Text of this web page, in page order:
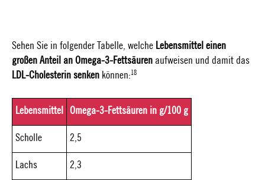
Sehen Sie in folgender Tabelle, welche Lebensmittel einen
großen Anteil an Omega-3-Fettsäuren aufweisen und damit das
LDL-Cholesterin senken können:18
Lebensmittel Omega-3-Fettsäuren in g/100 g
Scholle 2,5
Lachs 2,3